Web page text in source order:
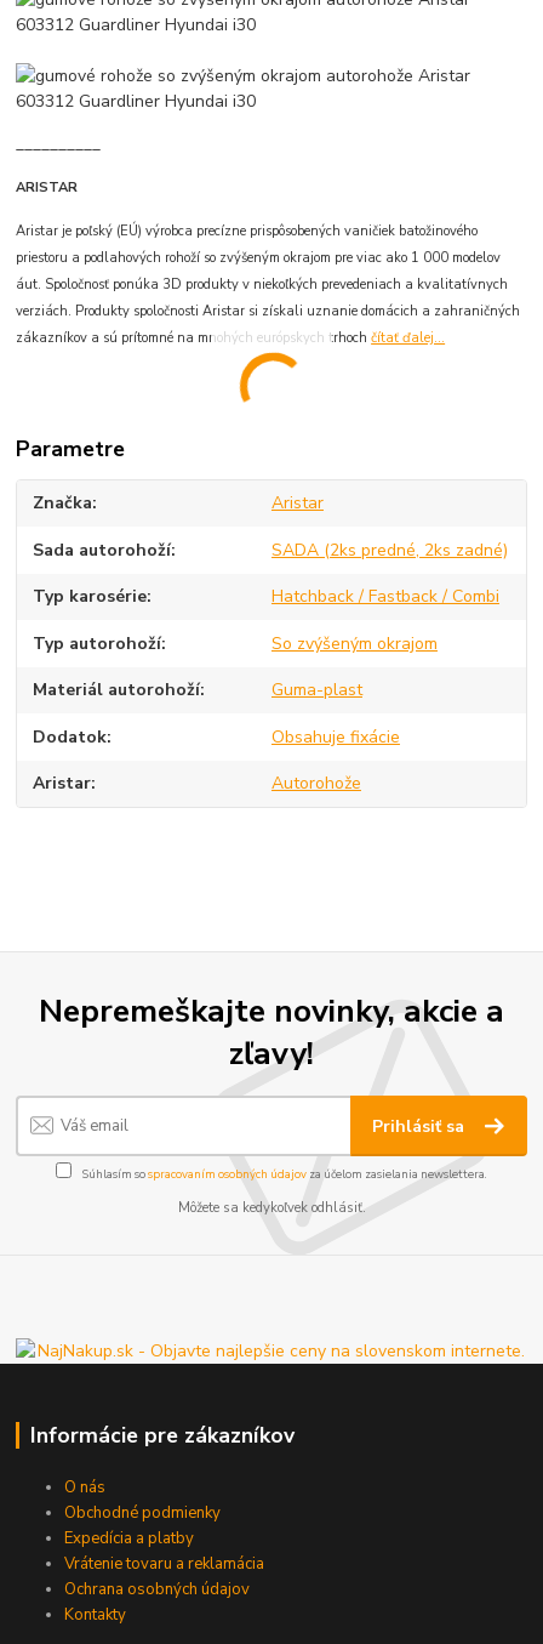
ARISTAR
Aristar je poľský (EÚ) výrobca precízne prispôsobených vaničiek batožinového
priestoru a podlahových rohoží so zvýšeným okrajom pre viac ako 1 000 modelov
áut. Spoločnosť ponúka 3D produkty v niekoľkých prevedeniach a kvalitatívnych
verziách. Produkty spoločnosti Aristar si získali uznanie domácich a zahraničných
zákazníkov a sú prítomné na mnohých európskych trhochčítať ďalej...
Parametre
Značka Aristar
Sada autorohoží SADA (2ks predné, 2ks zadné)
Typ karosérie Hatchback / Fastback / Combi
Typ autorohoží So zvýšeným okrajom
Materiál autorohoží Guma-plast
Dodatok Obsahuje fixácie
Aristar Autorohože
Nepremeškajte novinky, akcie a
zľavy!
Prihlásiť sa
Súhlasím sospracovaním osobných údajov za účelom zasielania newslettera.
Môžete sa kedykoľvek odhlásiť.
Informácie pre zákazníkov
O nás
Obchodné podmienky
Expedícia a platby
Vrátenie tovaru a reklamácia
Ochrana osobných údajov
Kontakty